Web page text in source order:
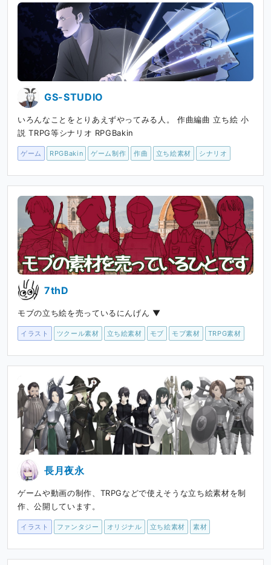
GS-STUDIO
いろんなことをとりあえずやってみる人。 作曲編曲 立ち絵 小
説 TRPG等シナリオ RPGBakin
ゲーム RPGBakin ゲーム制作 作曲 立ち絵素材 シナリオ
7thD
モブの立ち絵を売っているにんげん ▼
イラスト ツクール素材 立ち絵素材 モブ モブ素材 TRPG素材
長月夜永
ゲームや動画の制作、TRPGなどで使えそうな立ち絵素材を制
作、公開しています。
イラスト ファンタジー オリジナル 立ち絵素材 素材